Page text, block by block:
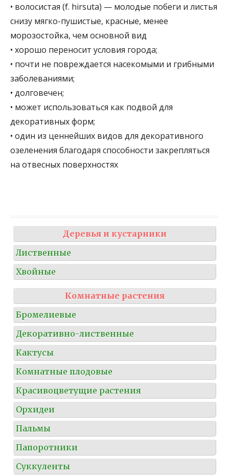
• волосистая (f. hirsuta) — молодые побеги и листья
снизу мягко-пушистые, красные, менее
морозостойка, чем основной вид
• хорошо переносит условия города;
• почти не повреждается насекомыми и грибными
заболеваниями;
• долговечен;
• может использоваться как подвой для
декоративных форм;
• один из ценнейших видов для декоративного
озеленения благодаря способности закрепляться
на отвесных поверхностях
Деревья и кустарники
Лиственные
Хвойные
Комнатные растения
Бромелиевые
Декоративно-лиственные
Кактусы
Комнатные плодовые
Красивоцветущие растения
Орхидеи
Пальмы
Папоротники
Суккуленты